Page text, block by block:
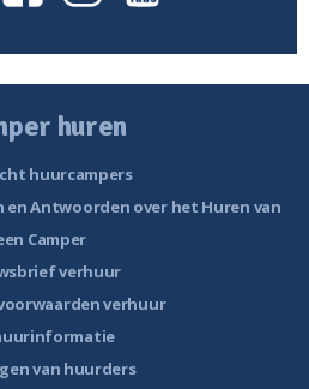
huren
huurcampers
en Antwoorden over het Huren van
Camper
verhuur
verhuur
van huurders